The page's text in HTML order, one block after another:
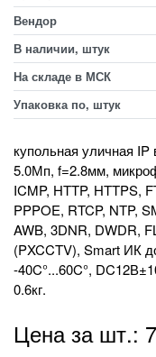
Вендор
В наличии, штук
На складе в МСК
Упаковка по, штук
купольная уличная
5.0Мп, f=2.8мм,
ICMP, HTTP, HTTPS,
PPPOE, RTCP, NTP,
AWB, 3DNR, DWDR,
(PXCCTV), Smart ИК
-40C°...60C°,
0.6кг.
Цена за шт.: